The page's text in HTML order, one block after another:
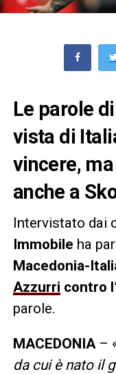
Le parole
vista di
vincere,
anche a
Intervistato dai
Immobile ha
Macedonia-
Azzurri contro
parole.
MACEDONIA–
da cui è nato il